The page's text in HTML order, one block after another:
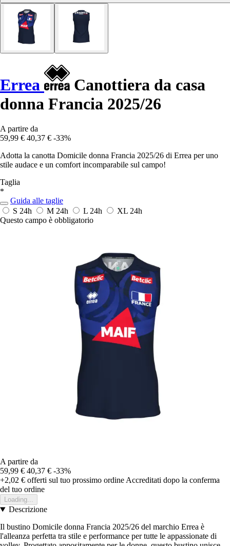
Errea
Canottiera da casa
donna Francia 2025/26
A partire da
59,99 € 40,37 € -33%
Adotta la canotta Domicile donna Francia 2025/26 di Errea per uno
stile audace e un comfort incomparabile sul campo!
Taglia
*
Guida alle taglie
S 24h M 24h L 24h XL 24h
Questo campo è obbligatorio
A partire da
59,99 € 40,37 € -33%
+2,02 € offerti sul tuo prossimo ordine Accreditati dopo la conferma
del tuo ordine
Loading...
Descrizione
Il bustino Domicile donna Francia 2025/26 del marchio Errea è
l'alleanza perfetta tra stile e performance per tutte le appassionate di